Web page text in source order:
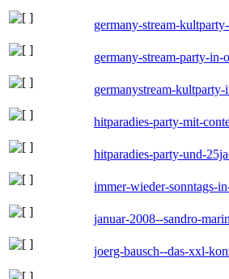
germany-stream-
germany-stream-party-in-
germanystream-kultparty-
hitparadies-party-mit-
hitparadies-party-und-
immer-wieder-sonntags-
januar-2008--sandro-
joerg-bausch--das-xxl-